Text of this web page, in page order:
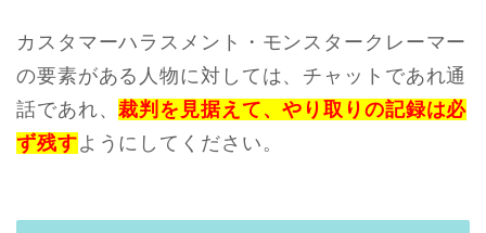
カスタマーハラスメント・モンスタークレーマー
の要素がある人物に対しては、チャットであれ通
話であれ、裁判を見据えて、やり取りの記録は必
ず残すようにしてください。